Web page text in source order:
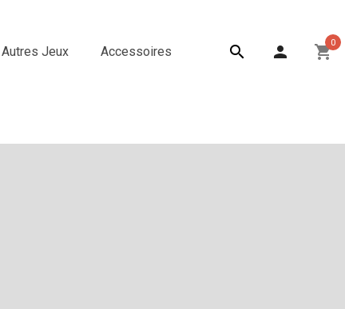
Autres Jeux Accessoires  person shopping_cart0